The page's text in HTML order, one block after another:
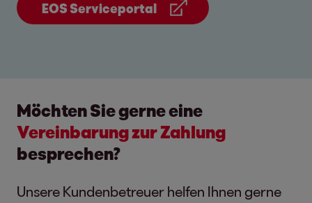
EOS Serviceportal
Möchten Sie gerne eine
Vereinbarung zur Zahlung
besprechen?
Unsere Kundenbetreuer helfen Ihnen gerne